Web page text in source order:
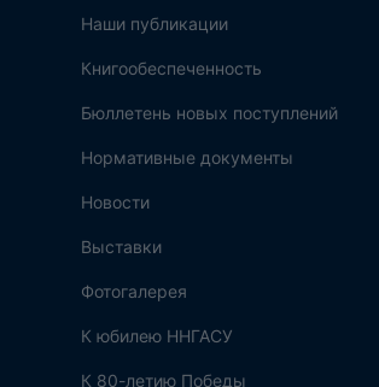
Наши публикации
Книгообеспеченность
Бюллетень новых поступлений
Нормативные документы
Новости
Выставки
Фотогалерея
К юбилею ННГАСУ
К 80-летию Победы